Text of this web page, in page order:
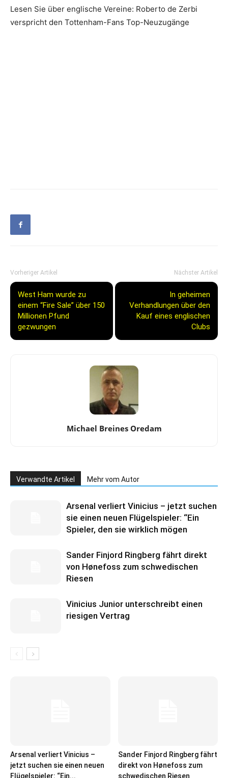
Lesen Sie über englische Vereine: Roberto de Zerbi
verspricht den Tottenham-Fans Top-Neuzugänge
Vorheriger Artikel
West Ham wurde zu
einem “Fire Sale” über 150
Millionen Pfund
gezwungen
Nächster Artikel
In geheimen
Verhandlungen über den
Kauf eines englischen
Clubs
Michael Breines Oredam
Verwandte Artikel Mehr vom Autor
Arsenal verliert Vinicius – jetzt suchen
sie einen neuen Flügelspieler: “Ein
Spieler, den sie wirklich mögen
Sander Finjord Ringberg fährt direkt
von Hønefoss zum schwedischen
Riesen
Vinicius Junior unterschreibt einen
riesigen Vertrag
Arsenal verliert Vinicius –
jetzt suchen sie einen neuen
Flügelspieler: “Ein...
Sander Finjord Ringberg fährt
direkt von Hønefoss zum
schwedischen Riesen